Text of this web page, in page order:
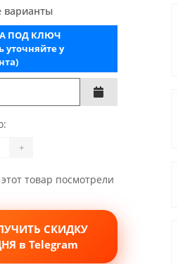
варианты
ПОД КЛЮЧ
уточняйте у
+
товар посмотрели
СКИДКУ
в Telegram